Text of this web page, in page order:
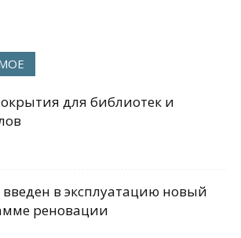
для библиотек и
в эксплуатацию новый
реновации